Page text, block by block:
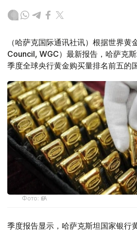
（哈萨克国际通讯社讯）根据世界
Council, WGC）最新报告，哈萨克
季度全球央行黄金购买量排名前五的
Фото: ӨзА
季度报告显示，哈萨克斯坦国家银行